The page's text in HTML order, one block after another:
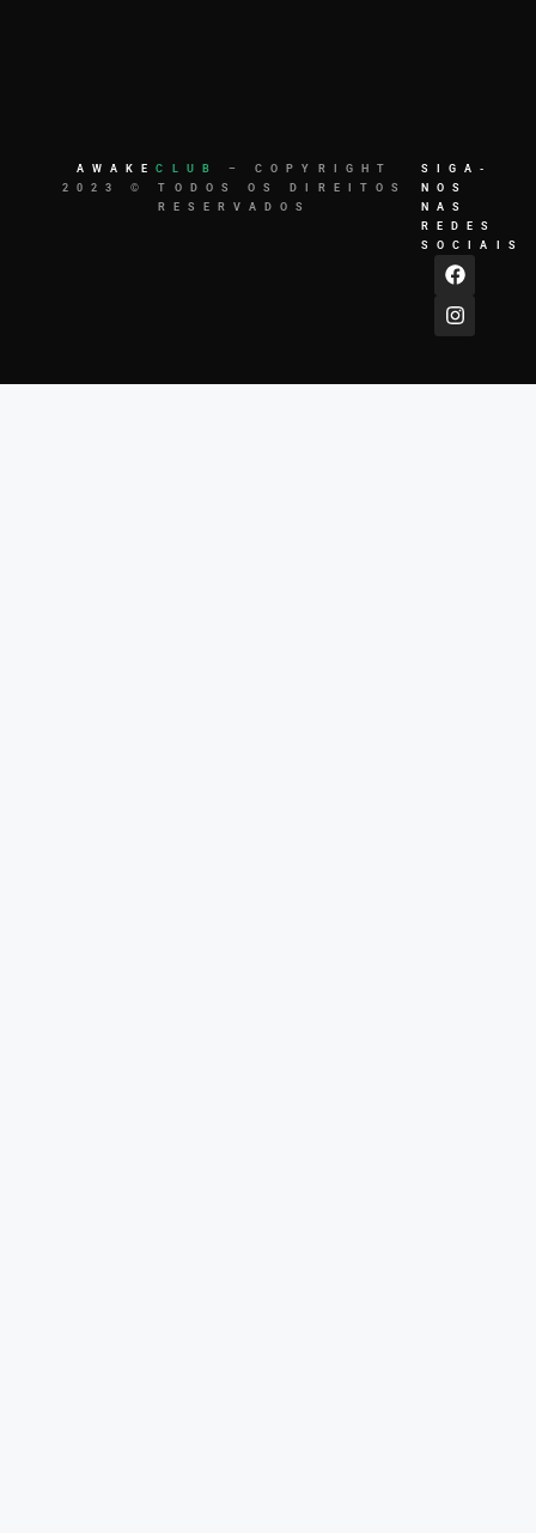
AWAKECLUB
– COPYRIGHT
2023 © TODOS OS DIREITOS
RESERVADOS
SIGA-
NOS
NAS
REDES
SOCIAIS